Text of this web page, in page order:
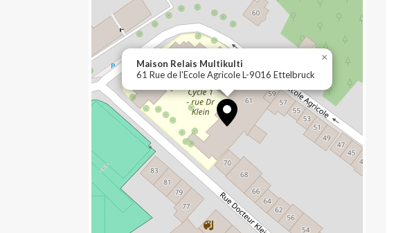
Maison Relais Multikulti
61 Rue de l'Ecole Agricole L-9016 Ettelbruck
×